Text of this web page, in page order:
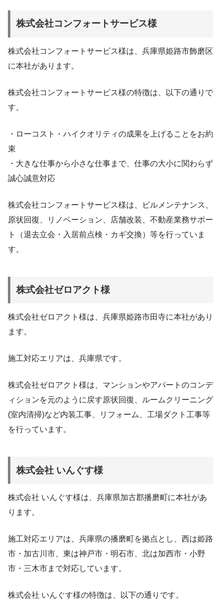
株式会社コンフォートサービス様
株式会社コンフォートサービス様は、兵庫県姫路市飾磨区
に本社があります。
株式会社コンフォートサービス様の特徴は、以下の通りで
す。
・ローコスト・ハイクオリティの成果を上げることをお約
束
・大きな仕事から小さな仕事まで、仕事の大小に関わらず
誠心誠意対応
株式会社コンフォートサービス様は、ビルメンテナンス、
原状回復、リノベーション、店舗改装、不動産業務サポー
ト（退去立会・入居前点検・カギ交換）等を行っていま
す。
株式会社ゼロアクト様
株式会社ゼロアクト様は、兵庫県姫路市田寺に本社があり
ます。
施工対応エリアは、兵庫県です。
株式会社ゼロアクト様は、マンションやアパートのコンデ
ィションを元のように戻す原状回復、ルームクリーニング
(室内清掃)など内装工事、リフォーム、工場ダクト工事等
を行っています。
株式会社 いんぐす様
株式会社 いんぐす様は、兵庫県加古郡播磨町に本社があ
ります。
施工対応エリアは、兵庫県の播磨町を拠点とし、西は姫路
市・加古川市、東は神戸市・明石市、北は加西市・小野
市・三木市まで対応しています。
株式会社 いんぐす様の特徴は、以下の通りです。